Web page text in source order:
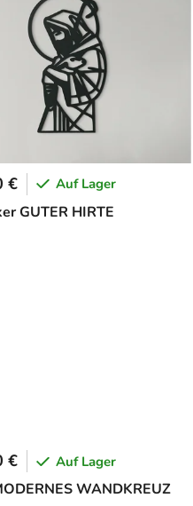
GUTER HIRTE
€ Auf Lager
WANDKREUZ
€ Auf Lager